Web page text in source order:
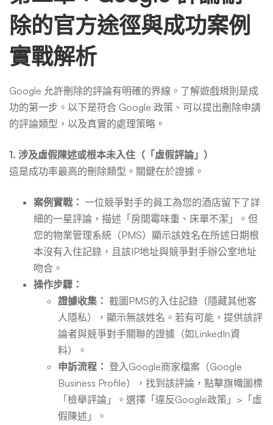
除的官方途徑與成功案例
實戰解析
Google 允許刪除的評論有明確的界線。了解遊戲規則是成
功的第一步。以下是符合 Google 政策、可以提出刪除申請
的評論類型，以及真實的處理策略。
1. 涉及虛假陳述或根本未入住（「虛假評論」）
這是成功率最高的刪除類型。關鍵在於證據。
案例實戰： 一位競爭對手的員工為您的酒店留下了詳
細的一星評論，描述「房間霉味重、床單不潔」。但
您的物業管理系統（PMS）顯示該姓名在所述日期根
本沒有入住記錄，且該IP地址與競爭對手辦公室地址
吻合。
操作步驟：
證據收集： 截圖PMS的入住記錄（隱藏其他客
人隱私），顯示無該姓名。若有可能，提供該評
論者與競爭對手關聯的證據（如LinkedIn資
料）。
申訴流程： 登入Google商家檔案（Google
Business Profile），找到該評論，點擊旗幟圖標
「檢舉評論」。選擇「違反Google政策」>「虛
假陳述」。